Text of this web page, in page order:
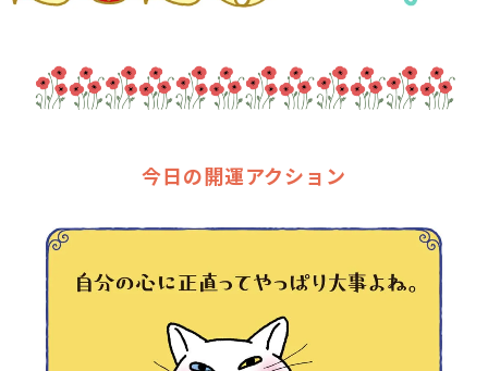
今日の開運アクション